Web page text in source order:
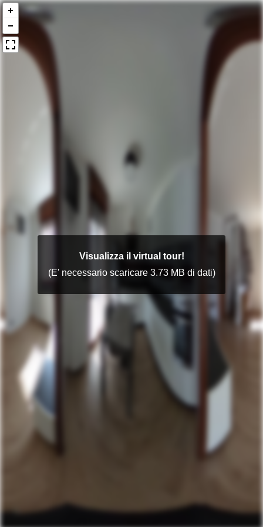
Visualizza il virtual tour!
(E' necessario scaricare 3.73 MB di dati)